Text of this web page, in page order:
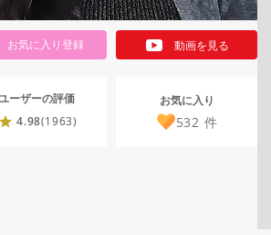
お気に入り登録 動画を見る
ーザーの評価
4.98(1963)
お気に入り
532 件